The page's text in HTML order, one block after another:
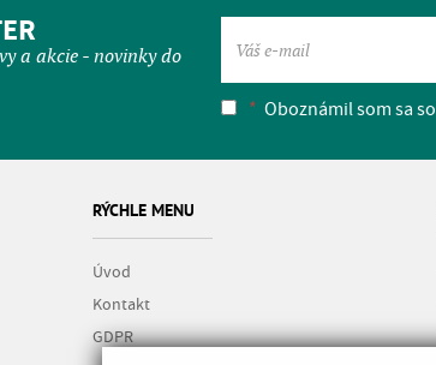
a akcie - novinky do
* Oboznámil som sa so
RÝCHLE MENU
Úvod
Kontakt
GDPR